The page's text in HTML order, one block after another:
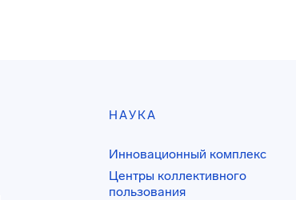
НАУКА
Инновационный комплекс
Центры коллективного
пользования